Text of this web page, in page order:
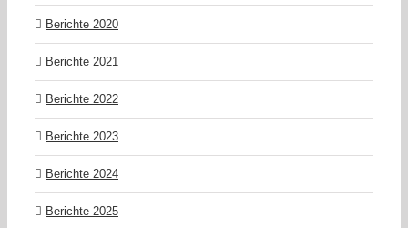
Berichte 2020
Berichte 2021
Berichte 2022
Berichte 2023
Berichte 2024
Berichte 2025